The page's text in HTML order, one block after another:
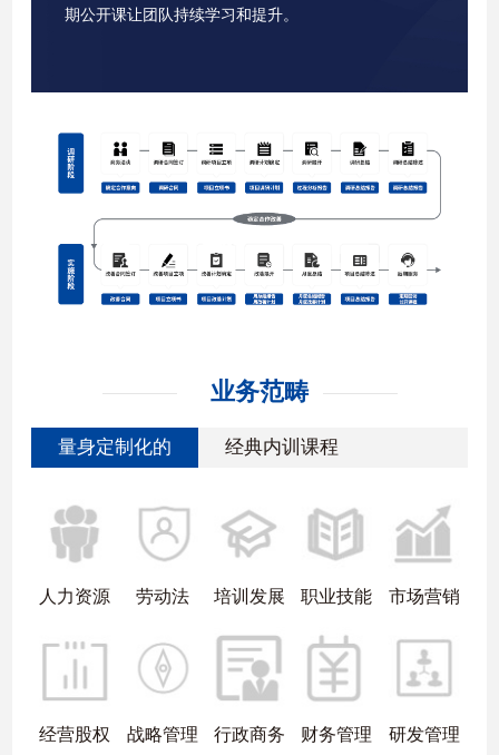
期公开课让团队持续学习和提升。
业务范畴
量身定制化的 经典内训课程
人力资源 劳动法 培训发展 职业技能 市场营销
经营股权 战略管理 行政商务 财务管理 研发管理